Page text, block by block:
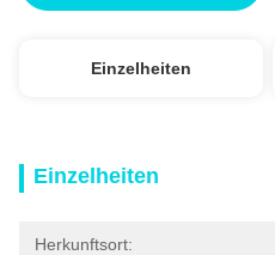
Einzelheiten
Einzelheiten
Herkunftsort: